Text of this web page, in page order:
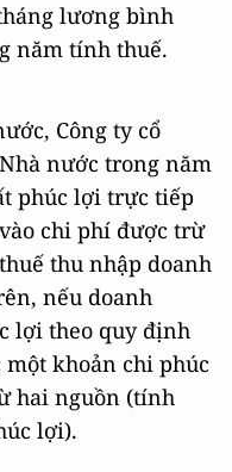
lương bình
năm tính thuế.
Công ty cổ
nước trong năm
phúc lợi trực tiếp
chi phí được trừ
thu nhập doanh
nếu doanh
lợi theo quy định
khoản chi phúc
hai nguồn (tính
lợi).